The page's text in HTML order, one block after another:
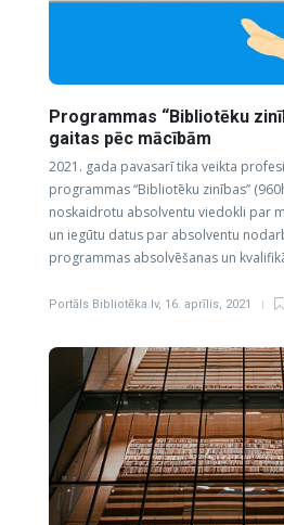
Programmas “Bibliotēku
gaitas pēc mācībām
2021. gada pavasarī tika veikta
programmas “Bibliotēku zinības”
noskaidrotu absolventu viedokli par
un iegūtu datus par absolventu
programmas absolvēšanas un
Portāls Bibliotēka.lv, 16. aprīlis, 2021